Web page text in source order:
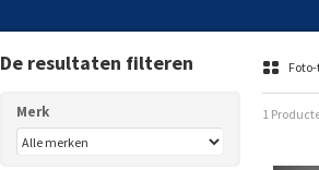
1
De resultaten filteren
Merk